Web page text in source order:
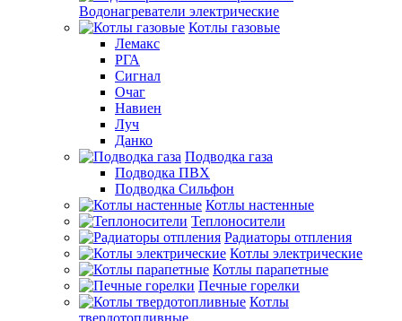
Водонагреватели электрические
Котлы газовые
Лемакс
РГА
Сигнал
Очаг
Навиен
Луч
Данко
Подводка газа
Подводка ПВХ
Подводка Сильфон
Котлы настенные
Теплоносители
Радиаторы отпления
Котлы электрические
Котлы парапетные
Печные горелки
Котлы
твердотопливные